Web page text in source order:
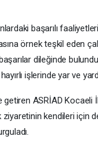
başarılı
örnek teşkil eden
dileğinde
işlerinde yar ve
ASRİAD Kocaeli İl
kendileri için